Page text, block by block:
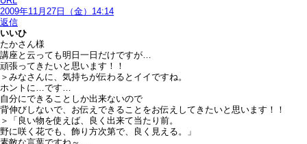
2009年11月27日（金）14:14
返信
いいひ
たかさん様
講座と云っても明日一日だけですが…
頑張ってきたいと思います！！
＞みなさんに、気持ちが伝わるとイイですね。
ホントに…です…
自分にできることしか出来ないので
背伸びしないで、お伝えできることをお伝えしてきたいと思います！！
＞「良い物を使えば、良く出来て当たり前。
野に咲く花でも、飾り方次第で、良く見える。」